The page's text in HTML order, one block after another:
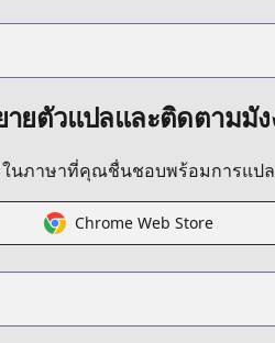
kitsu.app/manga/39631
www.anime-planet.com/
www.mangaupdates.com/
ยตัวแปลและติดตามมัง
ในภาษาที่คุณชื่นชอบพร้อมการแป
Chrome Web Store